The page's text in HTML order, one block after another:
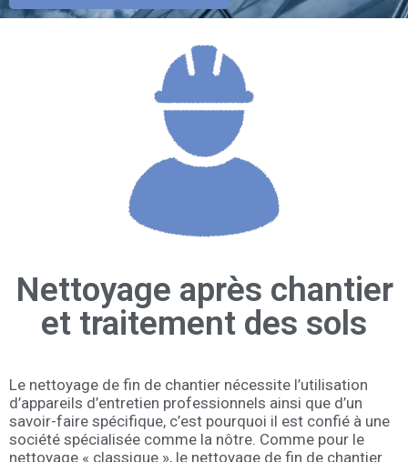
Nettoyage après chantier
et traitement des sols
Le nettoyage de fin de chantier nécessite l’utilisation
d’appareils d’entretien professionnels ainsi que d’un
savoir-faire spécifique, c’est pourquoi il est confié à une
société spécialisée comme la nôtre. Comme pour le
nettoyage « classique », le nettoyage de fin de chantier